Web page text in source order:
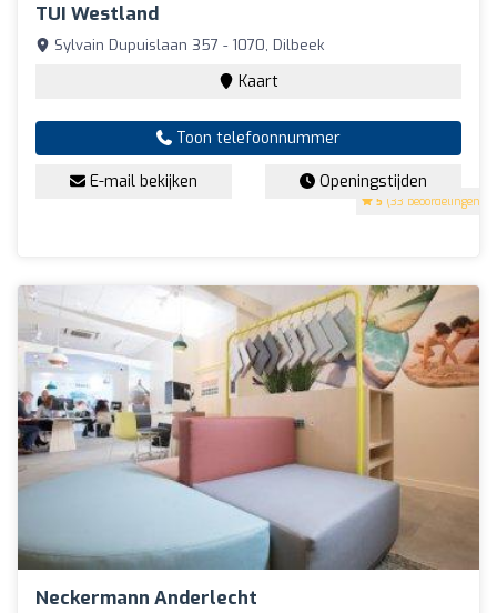
TUI Westland
5 (33 beoordelingen)
Sylvain Dupuislaan 357 - 1070, Dilbeek
Kaart
Toon telefoonnummer
E-mail bekijken Openingstijden
Neckermann Anderlecht